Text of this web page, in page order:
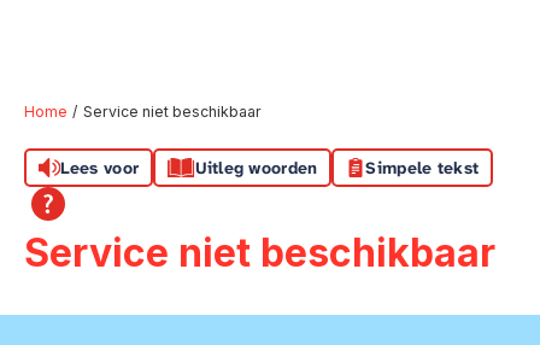
Naar hoofdinhoud
Naar hoofdnavigatiemenu
Naar zoeken
Home Service niet beschikbaar
Lees voor Uitleg woorden Simpele tekst
Service niet beschikbaar